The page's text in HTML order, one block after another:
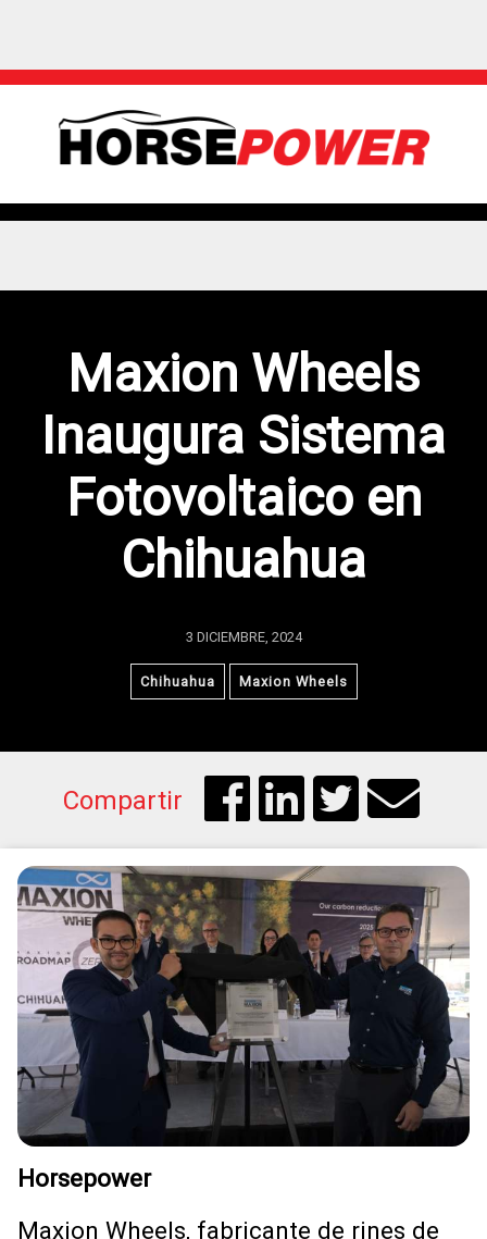
Maxion Wheels
Inaugura Sistema
Fotovoltaico en
Chihuahua
3 DICIEMBRE, 2024
Chihuahua Maxion Wheels
Compartir
Horsepower
Maxion Wheels, fabricante de rines de